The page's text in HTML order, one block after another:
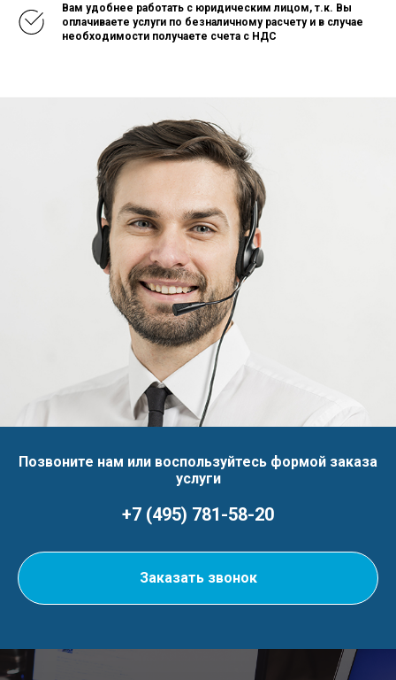
Вам удобнее работать с юридическим лицом, т.к. Вы
оплачиваете услуги по безналичному расчету и в случае
необходимости получаете счета с НДС
Позвоните нам или воспользуйтесь формой заказа
услуги
+7 (495) 781-58-20
Заказать звонок